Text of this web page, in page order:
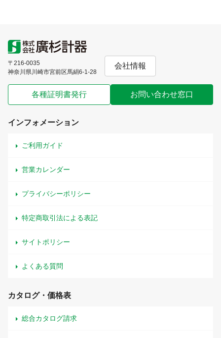
〒216-0035
神奈川県川崎市宮前区馬絹6-1-28
会社情報
各種証明書発行 お問い合わせ窓口
インフォメーション
ご利用ガイド
営業カレンダー
プライバシーポリシー
特定商取引法による表記
サイトポリシー
よくある質問
カタログ・価格表
総合カタログ請求